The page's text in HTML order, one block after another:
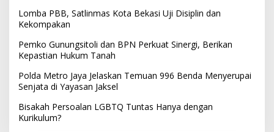
Lomba PBB, Satlinmas Kota Bekasi Uji Disiplin dan
Kekompakan
Pemko Gunungsitoli dan BPN Perkuat Sinergi, Berikan
Kepastian Hukum Tanah
Polda Metro Jaya Jelaskan Temuan 996 Benda Menyerupai
Senjata di Yayasan Jaksel
Bisakah Persoalan LGBTQ Tuntas Hanya dengan
Kurikulum?